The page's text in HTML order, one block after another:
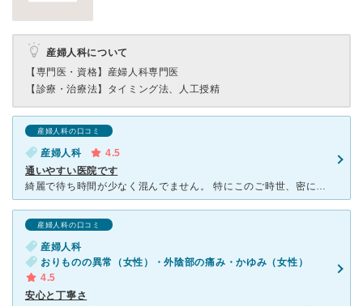
産婦人科について
【専門医・資格】 産婦人科専門医
【診療・治療法】 タイミング法、人工授精
産婦人科の口コミ
産婦人科
4.5
通いやすい医院です
綺麗で待ち時間が少なく混んでません。 特にこのご時世、密にならないのは助かります。 出産までの検診で通いました。 先生は、最初はクールな印象でしたが 今にして思えば言葉に慎重だったのだと思
産婦人科の口コミ
産婦人科
おりものの異常（女性）・外陰部の痛み・かゆみ（女性）
4.5
安心と丁寧さ